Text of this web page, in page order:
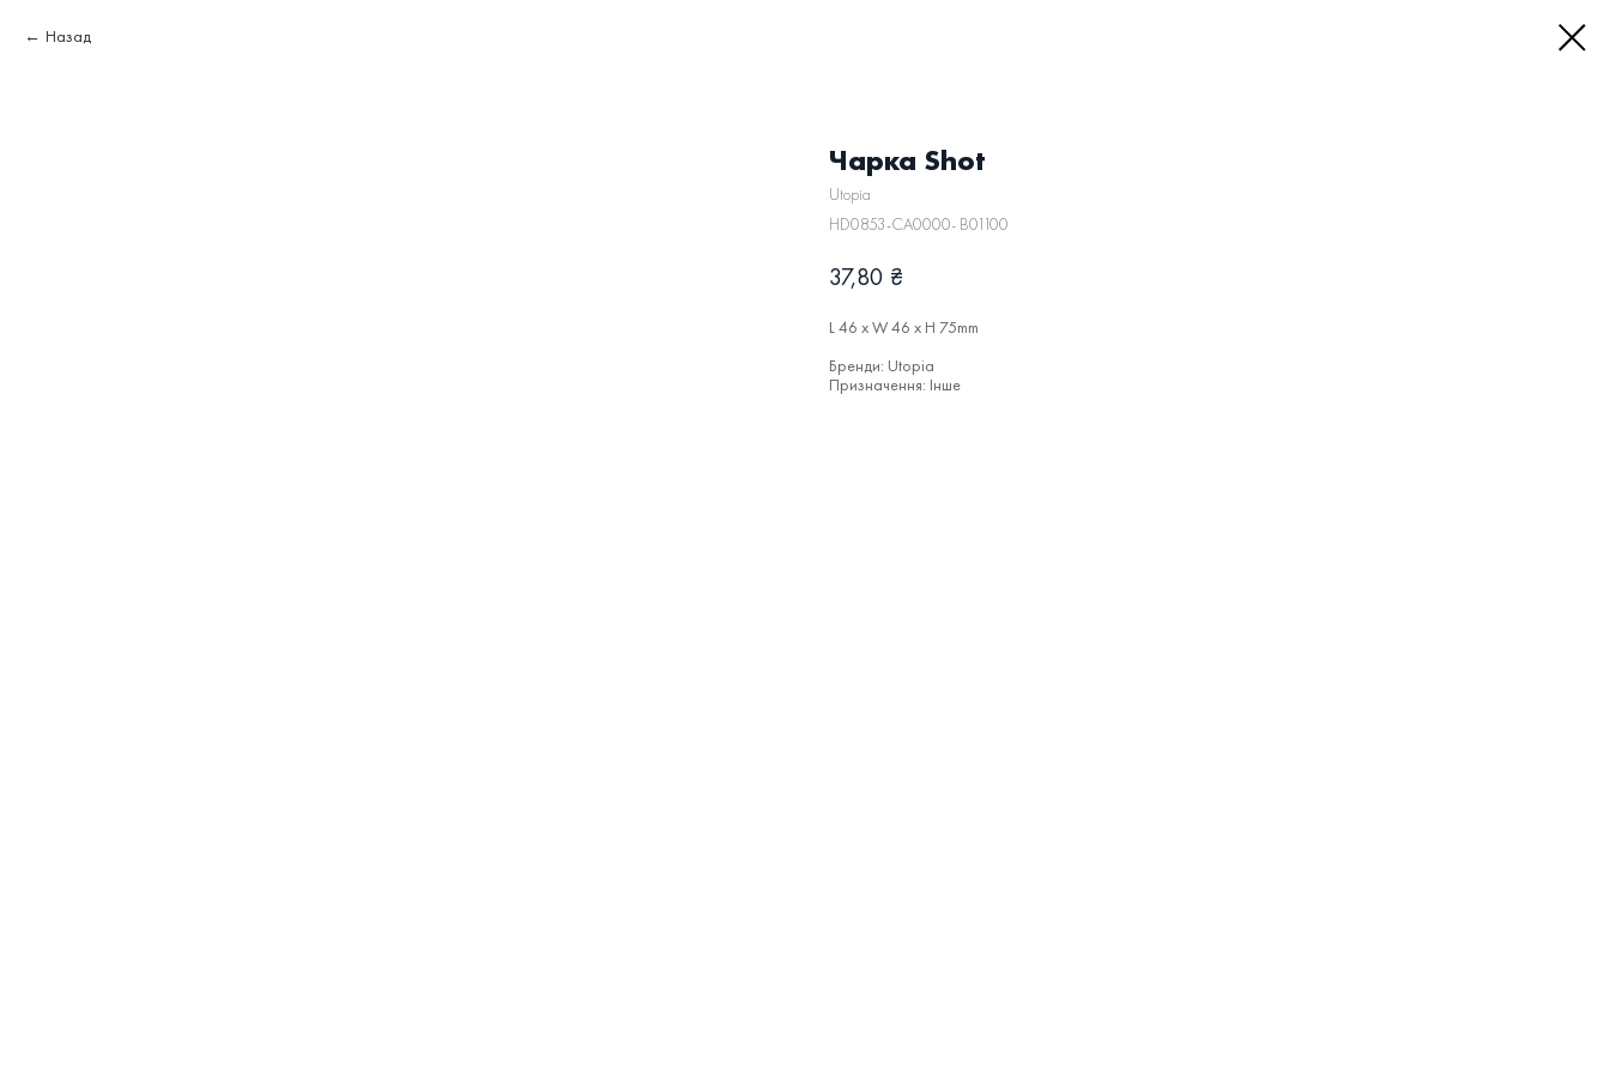
Назад
Чарка Shot
Utopia
HD0853-CA0000- B01100
37,80 ₴
L 46 x W 46 x H 75mm
Бренди: Utopia
Призначення: Інше